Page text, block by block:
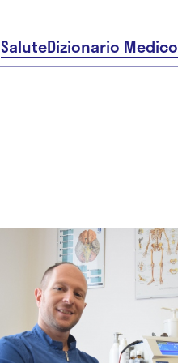
SaluteDizionario Medico